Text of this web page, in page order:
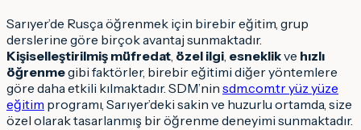
Sarıyer’de Rusça öğrenmek için birebir eğitim, grup
derslerine göre birçok avantaj sunmaktadır.
Kişiselleştirilmiş müfredat özel ilgi esneklikve hızlı
öğrenmegibi faktörler, birebir eğitimi diğer yöntemlere
göre daha etkili kılmaktadır. SDM’nin sdm.com.tr yüz yüze
eğitim programı, Sarıyer’deki sakin ve huzurlu ortamda, size
özel olarak tasarlanmış bir öğrenme deneyimi sunmaktadır.